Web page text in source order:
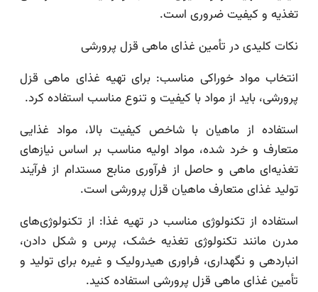
تغذیه و کیفیت ضروری است.
نکات کلیدی در تأمین غذای ماهی قزل پرورشی
انتخاب مواد خوراکی مناسب: برای تهیه غذای ماهی قزل
پرورشی، باید از مواد با کیفیت و تنوع مناسب استفاده کرد.
استفاده از ماهیان با شاخص کیفیت بالا، مواد غذایی
متعارف و خرد شده، مواد اولیه مناسب بر اساس نیازهای
تغذیه‌ای ماهی و حاصل از فرآوری منابع مستدام از فرآیند
تولید غذای متعارف ماهیان قزل پرورشی است.
استفاده از تکنولوژی مناسب در تهیه غذا: از تکنولوژی‌های
مدرن مانند تکنولوژی تغذیه خشک، پرس و شکل دادن،
انباردهی و نگهداری، فراوری هیدرولیک و غیره برای تولید و
تأمین غذای ماهی قزل پرورشی استفاده کنید.